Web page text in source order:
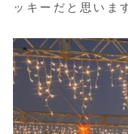
ッキーだと思いま